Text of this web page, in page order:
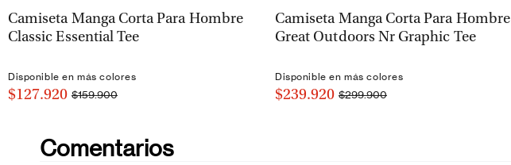
VISTA RÁPIDA
Camiseta Manga Corta Para Hombre
Classic Essential Tee
Disponible en más colores
$127.920 $159.900
VISTA RÁPIDA
Camiseta Manga Corta Para Hombre
Great Outdoors Nr Graphic Tee
Disponible en más colores
$239.920 $299.900
Comentarios